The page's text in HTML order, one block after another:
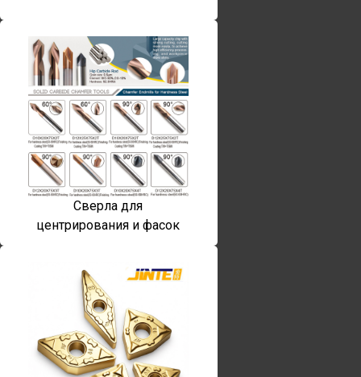
Сверла для
центрирования и фасок